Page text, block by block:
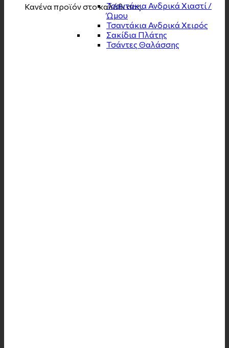
Κανένα προϊόν στο καλάθι σας.Τσαντάκια Ανδρικά Χιαστί /
Ώμου
Τσαντάκια Ανδρικά Χειρός
Σακίδια Πλάτης
Τσάντες Θαλάσσης